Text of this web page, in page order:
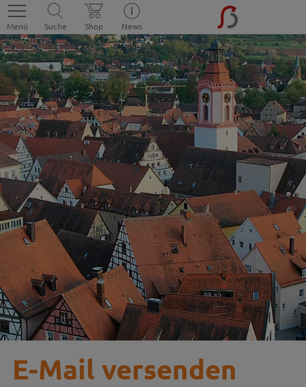
Menü Suche Shop News
E-Mail versenden